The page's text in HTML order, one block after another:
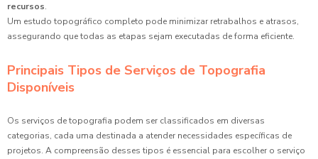
recursos.
Um estudo topográfico completo pode minimizar retrabalhos e atrasos,
assegurando que todas as etapas sejam executadas de forma eficiente.
Principais Tipos de Serviços de Topografia
Disponíveis
Os serviços de topografia podem ser classificados em diversas
categorias, cada uma destinada a atender necessidades específicas de
projetos. A compreensão desses tipos é essencial para escolher o serviço